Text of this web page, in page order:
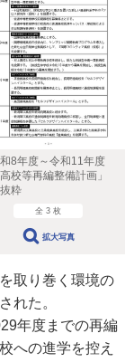
和8年度～令和11年度
校等再編整備計画」
粋
全 3 枚
拡大写真
取り巻く環境の
れた。
年度までの再編
への進学を控え